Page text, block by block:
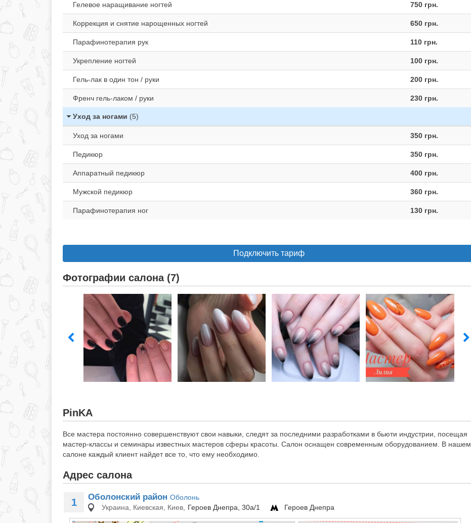
Гелевое наращивание ногтей 750 грн.
Коррекция и снятие нарощенных ногтей 650 грн.
Парафинотерапия рук 110 грн.
Укрепление ногтей 100 грн.
Гель-лак в один тон / руки 200 грн.
Френч гель-лаком / руки 230 грн.
Уход за ногами (5)
Уход за ногами 350 грн.
Педикюр 350 грн.
Аппаратный педикюр 400 грн.
Мужской педикюр 360 грн.
Парафинотерапия ног 130 грн.
Подключить тариф
Фотографии салона (7)
PinKA
Все мастера постоянно совершенствуют свои навыки, следят за последними разработками в бьюти индустрии, посещая
мастер-классы и семинары известных мастеров сферы красоты. Салон оснащен современным оборудованием. В нашем
салоне каждый клиент найдет все то, что ему необходимо.
Адрес салона
1 Оболонский район Оболонь
Украина, Киевская, Киев, Героев Днепра, 30а/1 Героев Днепра